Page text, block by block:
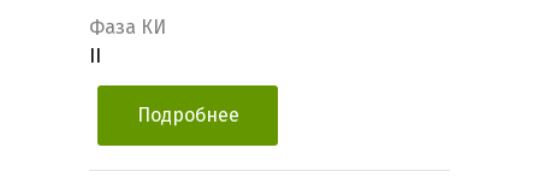
Фаза КИ
Подробнее